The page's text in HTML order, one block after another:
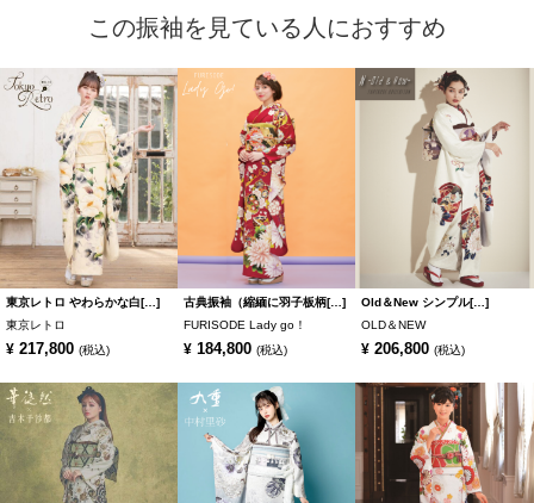
この振袖を見ている人におすすめ
東京レトロ やわらかな白[…]
東京レトロ
¥ 217,800 (税込)
古典振袖（縮緬に羽子板柄[…]
FURISODE Lady go！
¥ 184,800 (税込)
Old＆New シンプル[…]
OLD＆NEW
¥ 206,800 (税込)